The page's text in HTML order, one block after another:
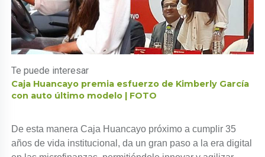
Te puede interesar
Caja Huancayo premia esfuerzo de Kimberly García
con auto último modelo | FOTO
De esta manera Caja Huancayo próximo a cumplir 35
años de vida institucional, da un gran paso a la era digital